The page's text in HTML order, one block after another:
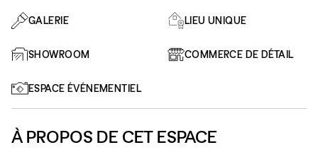
GALERIE LIEU UNIQUE
SHOWROOM COMMERCE DE DÉTAIL
ESPACE ÉVÉNEMENTIEL
À PROPOS DE CET ESPACE